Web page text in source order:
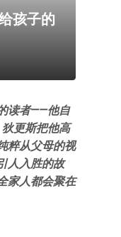
孩子的
读者——他自
更斯把他高
粹从父母的视
人入胜的故
家人都会聚在